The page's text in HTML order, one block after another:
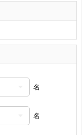
名
名